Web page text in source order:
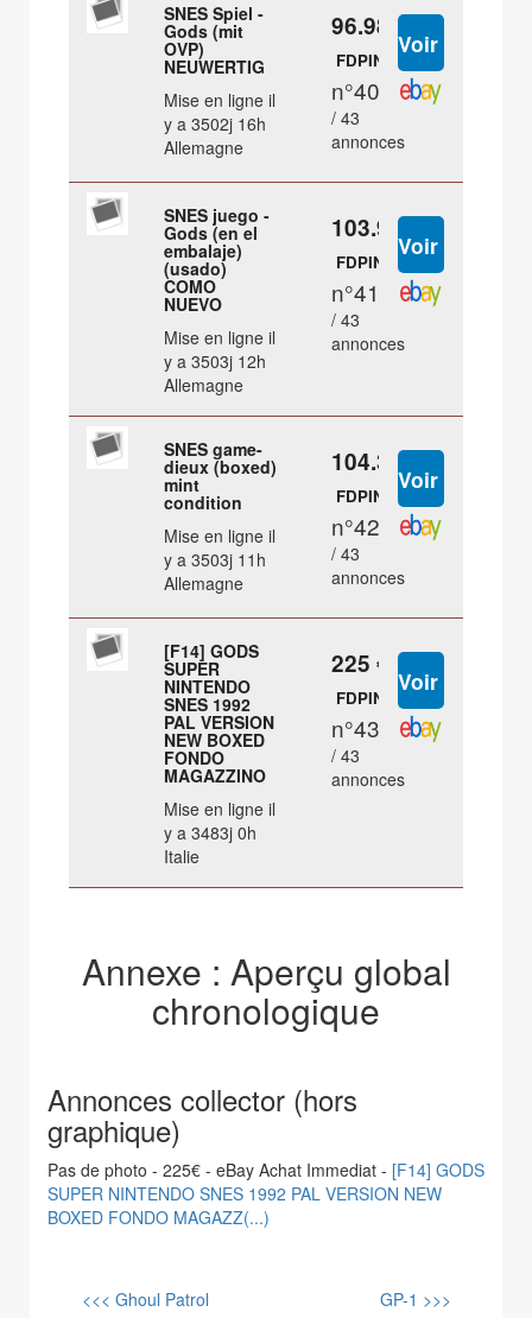
SNES Spiel -
Gods (mit
OVP)
NEUWERTIG
Mise en ligne il
y a 3502j 16h
Allemagne
96.98 €
FDPIN
n°40
/ 43
annonces
SNES juego -
Gods (en el
embalaje)
(usado)
COMO
NUEVO
Mise en ligne il
y a 3503j 12h
Allemagne
103.98 €
FDPIN
n°41
/ 43
annonces
SNES game-
dieux (boxed)
mint
condition
Mise en ligne il
y a 3503j 11h
Allemagne
104.31 €
FDPIN
n°42
/ 43
annonces
[F14] GODS
SUPER
NINTENDO
SNES 1992
PAL VERSION
NEW BOXED
FONDO
MAGAZZINO
Mise en ligne il
y a 3483j 0h
Italie
225 €
FDPIN
n°43
/ 43
annonces
Annexe : Aperçu global
chronologique
Annonces collector (hors
graphique)
Pas de photo - 225€ - eBay Achat Immediat - [F14] GODS
SUPER NINTENDO SNES 1992 PAL VERSION NEW
BOXED FONDO MAGAZZ(...)
<<< Ghoul Patrol GP-1 >>>